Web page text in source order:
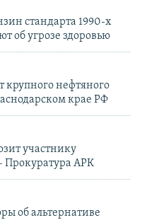
стандарта 1990-х
об угрозе здоровью
крупного нефтяного
крае РФ
участнику
Прокуратура АРК
об альтернативе